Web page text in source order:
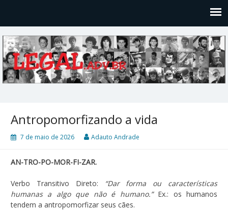
Antropomorfizando a vida
7 de maio de 2026 Adauto Andrade
AN-TRO-PO-MOR-FI-ZAR.
Verbo Transitivo Direto:
“Dar forma ou características
humanas a algo que não é humano.”Ex.: os humanos
tendem a antropomorfizar seus cães.